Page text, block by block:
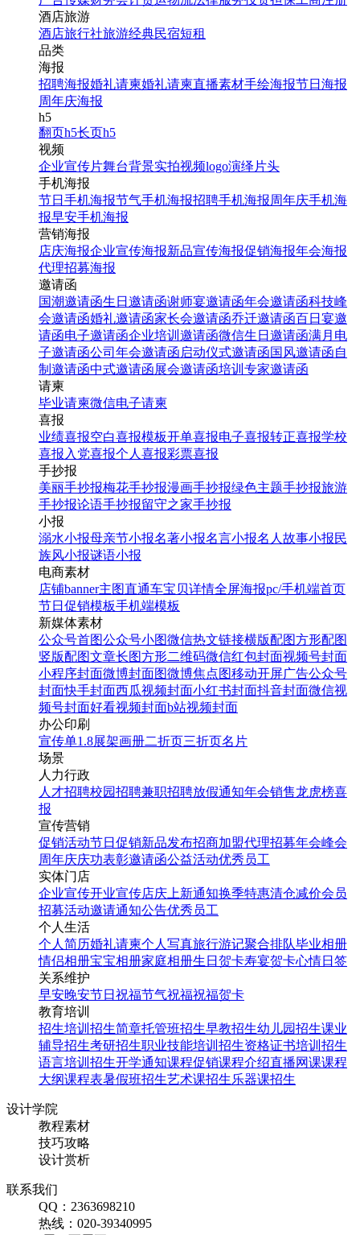
酒店旅游
酒店旅行社旅游经典民宿短租
品类
海报
招聘海报婚礼请柬婚礼请柬直播素材手绘海报节日海报
周年庆海报
h5
翻页h5长页h5
视频
企业宣传片舞台背景实拍视频logo演绎 片头
手机海报
节日手机海报节气手机海报招聘手机海报周年庆手机海
报早安手机海报
营销海报
店庆海报企业宣传海报新品宣传海报促销海报年会海报
代理招募海报
邀请函
国潮邀请函生日邀请函谢师宴邀请函年会邀请函科技峰
会邀请函婚礼邀请函家长会邀请函乔迁邀请函百日宴邀
请函电子邀请函企业培训邀请函微信生日邀请函满月电
子邀请函公司年会邀请函 启动仪式邀请函国风邀请函自
制邀请函中式邀请函展会邀请函培训专家邀请函
请柬
毕业请柬微信电子请柬
喜报
业绩喜报空白喜报模板开单喜报电子喜报转正喜报学校
喜报 入党喜报个人喜报彩票喜报
手抄报
美丽手抄报梅花手抄报漫画手抄报绿色主题手抄报旅游
手抄报论语手抄报留守之家手抄报
小报
溺水小报母亲节小报名著小报名言小报名人故事小报民
族风小报谜语小报
电商素材
店铺banner主图直通车宝贝详情全屏海报pc/手机端首页
节日促销模板手机端模板
新媒体素材
公众号首图公众号小图微信热文链接横版配图方形配图
竖版配图文章长图方形二维码微信红包封面视频号封面
小程序封面微博封面图微博焦点图移动开屏广告公众号
封面快手封面西瓜视频封面小红书封面抖音封面微信视
频号封面好看视频封面b站视频封面
办公印刷
宣传单1.8展架画册二折页三折页名片
场景
人力行政
人才招聘校园招聘兼职招聘放假通知年会销售龙虎榜喜
报
宣传营销
促销活动节日促销新品发布招商加盟代理招募年会峰会
周年庆庆功表彰邀请函公益活动优秀员工
实体门店
企业宣传开业宣传店庆 上新通知换季特惠清仓减价会员
招募活动邀请通知公告优秀员工
个人生活
个人简历婚礼请柬个人写真旅行游记聚合排队毕业相册
情侣相册宝宝相册家庭相册生日贺卡寿宴贺卡心情日签
关系维护
早安晚安节日祝福节气祝福祝福贺卡
教育培训
招生培训 招生简章托管班招生早教招生幼儿园招生课业
辅导招生考研招生职业技能培训招生资格证书培训招生
语言培训招生开学通知课程促销课程介绍直播网课课程
大纲课程表暑假班招生艺术课招生乐器课招生
设计学院
教程素材
技巧攻略
设计赏析
联系我们
QQ：2363698210
热线：020-39340995